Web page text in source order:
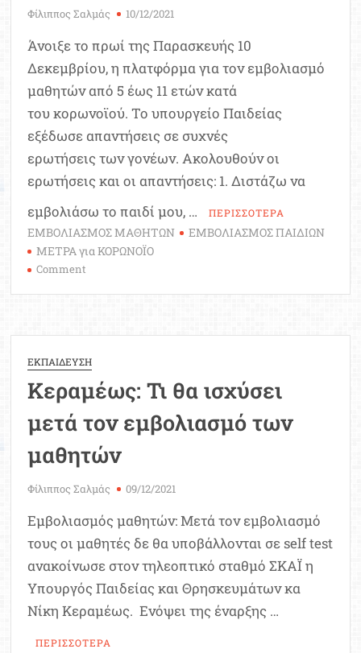
Φίλιππος Σαλμάς 10/12/2021
Άνοιξε το πρωί της Παρασκευής 10
Δεκεμβρίου, η πλατφόρμα για τον εμβολιασμό
μαθητών από 5 έως 11 ετών κατά
του κορωνοϊού. Το υπουργείο Παιδείας
εξέδωσε απαντήσεις σε συχνές
ερωτήσεις των γονέων. Ακολουθούν οι
ερωτήσεις και οι απαντήσεις: 1. Διστάζω να
εμβολιάσω το παιδί μου, …
ΠΕΡΙΣΣΟΤΕΡΑ
ΕΜΒΟΛΙΑΣΜΟΣ ΜΑΘΗΤΩΝ
ΕΜΒΟΛΙΑΣΜΟΣ ΠΑΙΔΙΩΝ
ΜΕΤΡΑ για ΚΟΡΩΝΟΪΟ
Comment
11
ετών:
Το
ΥΠΑΙΘ
σε
ερωτήσεις
γονέων
ΕΚΠΑΙΔΕΥΣΗ
Κεραμέως: Τι θα ισχύσει
μετά τον εμβολιασμό των
μαθητών
Φίλιππος Σαλμάς 09/12/2021
Εμβολιασμός μαθητών: Μετά τον εμβολιασμό
τους οι μαθητές δε θα υποβάλλονται σε self test
ανακοίνωσε στον τηλεοπτικό σταθμό ΣΚΑΪ η
Υπουργός Παιδείας και Θρησκευμάτων κα
Νίκη Κεραμέως. Ενόψει της έναρξης …
ΠΕΡΙΣΣΟΤΕΡΑ